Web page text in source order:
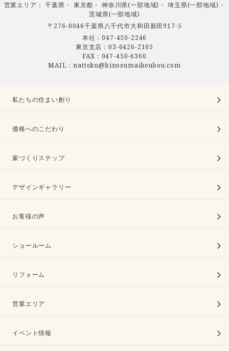
営業エリア ：千葉県 ・ 東京都 ・ 神奈川県(一部地域) ・ 埼玉県(一部地域) ・
茨城県(一部地域)
〒276-0046千葉県八千代市大和田新田917-5
本社：047-450-2246
東京支店：03-6426-2105
FAX：047-450-6360
MAIL：nattoku@kinosumaikoubou.com
私たちの住まい創り
価格へのこだわり
家づくりステップ
デザインギャラリー
お客様の声
ショールーム
リフォーム
営業エリア
イベント情報